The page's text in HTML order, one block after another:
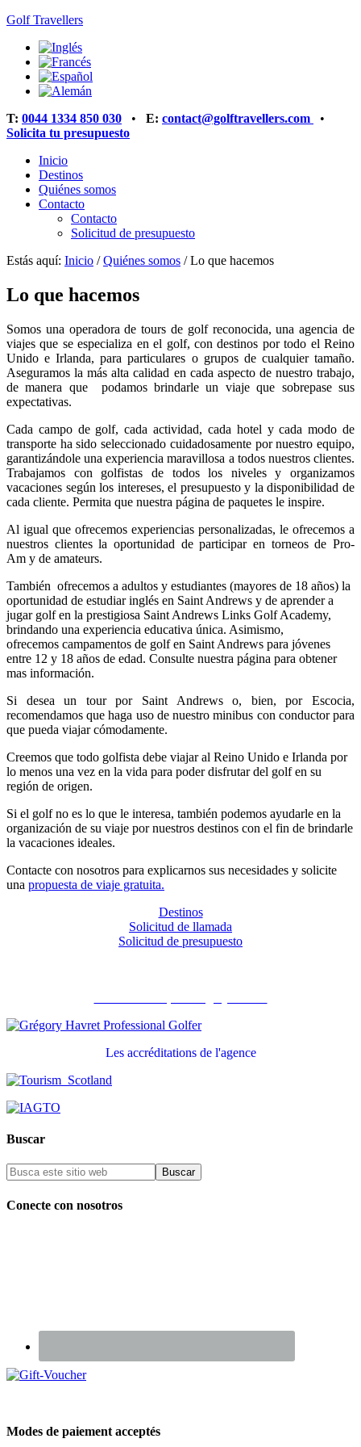
Golf Travellers
T: 0044 1334 850 030 • E: contact@golftravellers.com
•
Solicita tu presupuesto
Inicio
Destinos
Quiénes somos
Contacto
Contacto
Solicitud de presupuesto
Estás aquí: Inicio / Quiénes somos /Lo que hacemos
Lo que hacemos
Somos una operadora de tours de golf reconocida, una agencia de
viajes que se especializa en el golf, con destinos por todo el Reino
Unido e Irlanda, para particulares o grupos de cualquier tamaño.
Aseguramos la más alta calidad en cada aspecto de nuestro trabajo,
de manera que podamos brindarle un viaje que sobrepase sus
expectativas.
Cada campo de golf, cada actividad, cada hotel y cada modo de
transporte ha sido seleccionado cuidadosamente por nuestro equipo,
garantizándole una experiencia maravillosa a todos nuestros clientes.
Trabajamos con golfistas de todos los niveles y organizamos
vacaciones según los intereses, el presupuesto y la disponibilidad de
cada cliente. Permita que nuestra página de paquetes le inspire.
Al igual que ofrecemos experiencias personalizadas, le ofrecemos a
nuestros clientes la oportunidad de participar en torneos de Pro-
Am y de amateurs.
También ofrecemos a adultos y estudiantes (mayores de 18 años) la
oportunidad de estudiar inglés en Saint Andrews y de aprender a
jugar golf en la prestigiosa Saint Andrews Links Golf Academy,
brindando una experiencia educativa única. Asimismo,
ofrecemos campamentos de golf en Saint Andrews para jóvenes
entre 12 y 18 años de edad. Consulte nuestra página para obtener
mas información.
Si desea un tour por Saint Andrews o, bien, por Escocia,
recomendamos que haga uso de nuestro minibus con conductor para
que pueda viajar cómodamente.
Creemos que todo golfista debe viajar al Reino Unido e Irlanda por
lo menos una vez en la vida para poder disfrutar del golf en su
región de origen.
Si el golf no es lo que le interesa, también podemos ayudarle en la
organización de su viaje por nuestros destinos con el fin de brindarle
la vacaciones ideales.
Contacte con nosotros para explicarnos sus necesidades y solicite
una propuesta de viaje gratuita.
Destinos
Solicitud de llamada
Solicitud de presupuesto
Les accréditations de l'agence
Buscar
Conecte con nosotros
Modes de paiement acceptés